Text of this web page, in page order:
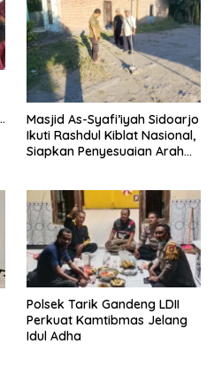
Masjid As-Syafi’iyah Sidoarjo
Ikuti Rashdul Kiblat Nasional,
Siapkan Penyesuaian Arah
Polsek Tarik Gandeng LDII
Perkuat Kamtibmas Jelang
Idul Adha